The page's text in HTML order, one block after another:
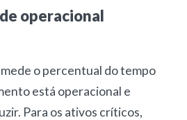
operacional
mede o percentual do tempo
está operacional e
Para os ativos críticos,